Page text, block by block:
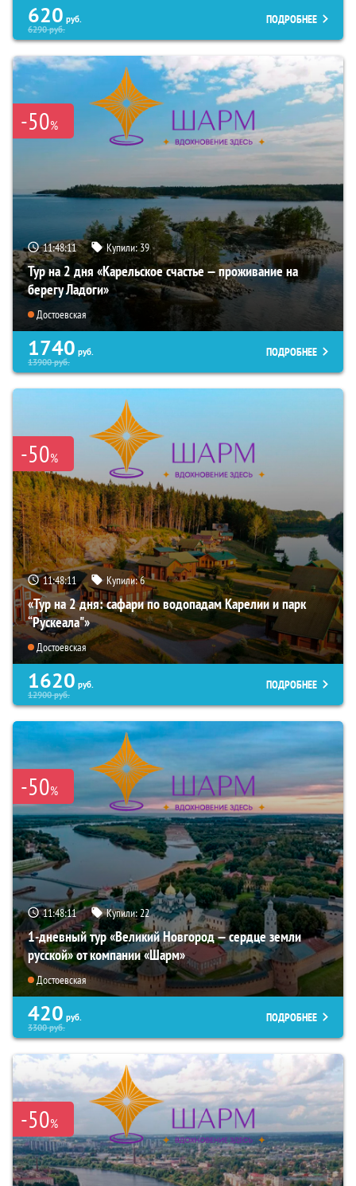
620 руб.
6290руб.
ПОДРОБНЕЕ
-50%
11:48:09 Купили:39
Тур на 2 дня «Карельское счастье — проживание на
берегу Ладоги»
Достоевская
1740 руб.
13900руб.
ПОДРОБНЕЕ
-50%
11:48:09 Купили:6
«Тур на 2 дня: сафари по водопадам Карелии и парк
“Рускеала"»
Достоевская
1620 руб.
12900руб.
ПОДРОБНЕЕ
-50%
11:48:09 Купили:22
1-дневный тур «Великий Новгород — сердце земли
русской» от компании «Шарм»
Достоевская
420 руб.
3300руб.
ПОДРОБНЕЕ
-50%